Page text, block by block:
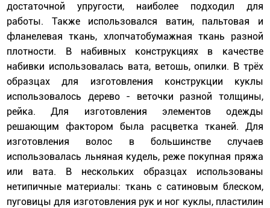
достаточной упругости, наиболее подходил для
работы. Также использовался ватин, пальтовая и
фланелевая ткань, хлопчатобумажная ткань разной
плотности. В набивных конструкциях в качестве
набивки использовалась вата, ветошь, опилки. В трёх
образцах для изготовления конструкции куклы
использовалось дерево - веточки разной толщины,
рейка. Для изготовления элементов одежды
решающим фактором была расцветка тканей. Для
изготовления волос в большинстве случаев
использовалась льняная кудель, реже покупная пряжа
или вата. В нескольких образцах использованы
нетипичные материалы: ткань с сатиновым блеском,
пуговицы для изготовления рук и ног куклы, пластилин